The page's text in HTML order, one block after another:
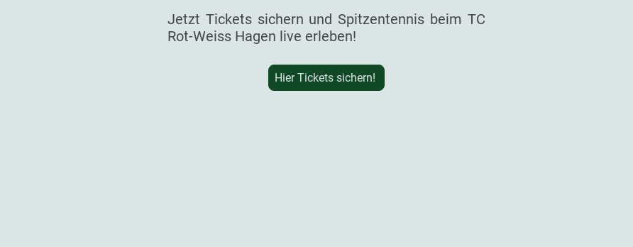
Jetzt Tickets sichern und Spitzentennis beim TC
Rot-Weiss Hagen live erleben!
Hier Tickets sichern!